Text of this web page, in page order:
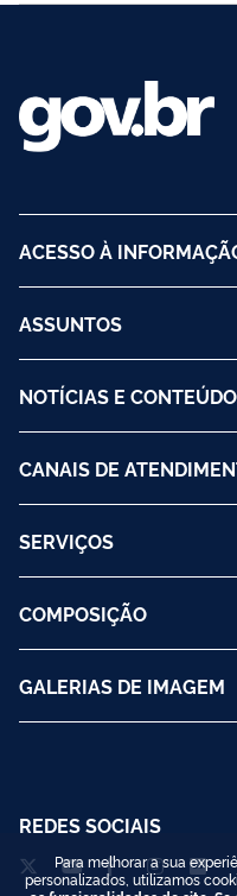
ACESSO À
ASSUNTOS
NOTÍCIAS E
CANAIS DE
SERVIÇOS
COMPOSIÇÃO
GALERIAS DE IMAGEM
REDES SOCIAIS
Para melhorar a sua
personalizados, utilizamos